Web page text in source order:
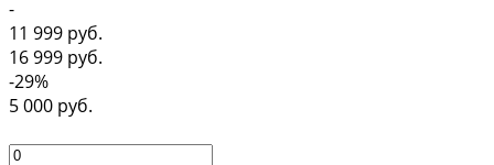
-
11 999 руб.
16 999 руб.
-29%
5 000 руб.